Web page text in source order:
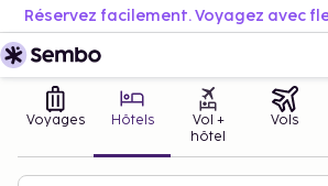
Voyages Hôtels
Vol +
hôtel
Vols